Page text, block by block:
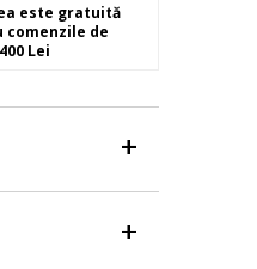
este gratuită
comenzile de
Lei